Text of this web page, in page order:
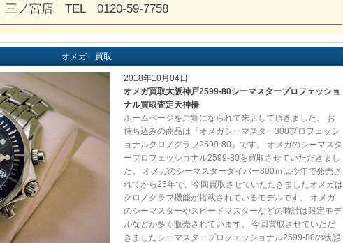
三ノ宮店 TEL 0120-59-7758
オメガ 買取
2018年10月04日
オメガ買取大阪神戸2599-80シーマスタープロフェッショ
ナル買取査定天神橋
ホームページをご覧になられて来店して頂きました。 お
持ち込みの商品は『オメガシーマスター300プロフェッシ
ョナルクロノグラフ2599-80』です。 オメガのシーマスタ
ープロフェッショナル2599-80を買取させていただきまし
た。 オメガのシーマスターダイバー300ｍは今年で発売さ
れてから25年で、今回買取させていただきましたオメガは
クロノグラフ機能が搭載されているモデルです。 オメガ
のシーマスターやスピードマスターなどの時計は限定モデ
ルなどが多く販売されています。 今回買取させていただ
きましたシーマスタープロフェッショナル2599-80の状態